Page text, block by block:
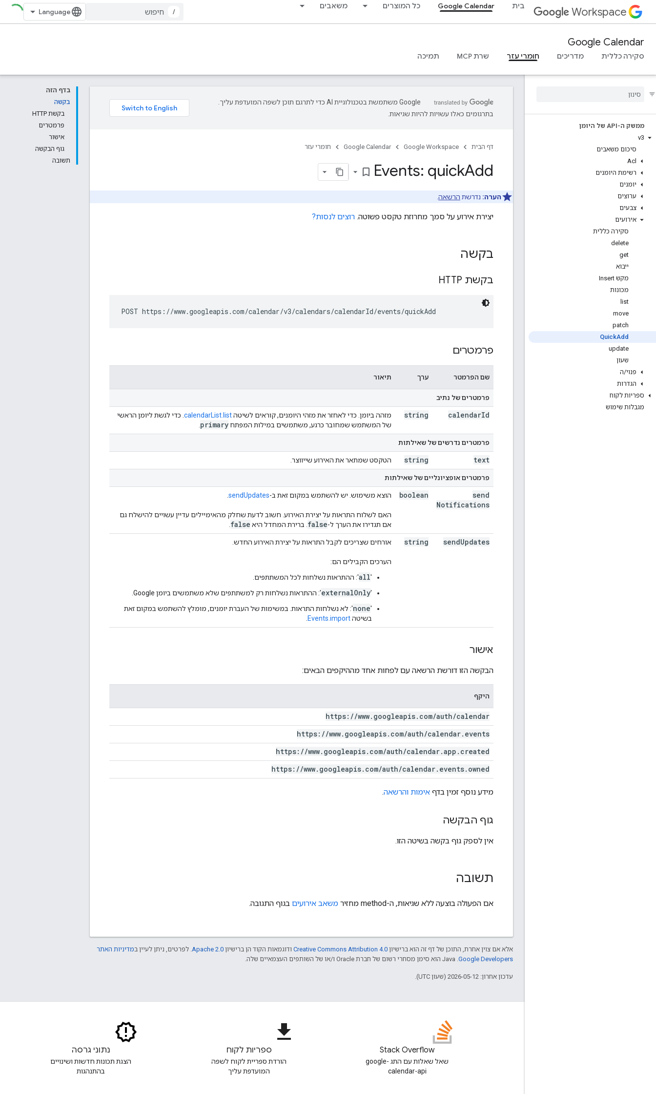
Workspace בית Google Calendar כל המוצרים משאבים
/
Google Calendar
סקירה כללית מדריכים חומרי עזר שרת MCP תמיכה
ממשק ה-API של היומן
v3
סיכום משאבים
Acl
רשימת היומנים
יומנים
ערוצים
צבעים
אירועים
סקירה כללית
delete
get
ייבוא
מקש Insert
מכונות
list
move
patch
QuickAdd
update
שעון
פנוי/ה
הגדרות
ספריות לקוח
מגבלות שימוש
בדף הזה
בקשה
בקשת HTTP
פרמטרים
אישור
גוף הבקשה
תשובה
‫Google משתמשת בטכנולוגיית AI כדי לתרגם תוכן לשפה המועדפת עליך.
בתרגומים כאלו עשויות להיות שגיאות.
דף הבית Google Workspace
Google Calendar חומרי עזר
Events: quickAdd
bookmark_border
הערה: נדרשת הרשאה
יצירת אירוע על סמך מחרוזת טקסט פשוטה. רוצים לנסות?
בקשה
בקשת HTTP
POST https://www.googleapis.com/calendar/v3/calendars/calendarId/events/quickAdd
פרמטרים
שם הפרמטר ערך תיאור
פרמטרים של נתיב
calendarId
string מזהה ביומן. כדי לאחזר את מזהי היומנים, קוראים לשיטהcalendarList.list . כדי לגשת ליומן הראשי
של המשתמש שמחובר כרגע, משתמשים במילות המפתח primary
פרמטרים נדרשים של שאילתות
text
string הטקסט שמתאר את האירוע שייווצר.
פרמטרים אופציונליים של שאילתות
send
Notifications
boolean הוצא משימוש. יש להשתמש במקום זאת ב-sendUpdates
האם לשלוח התראות על יצירת האירוע. חשוב לדעת שחלק מהאימיילים עדיין עשויים להישלח גם
אם תגדירו את הערך ל-false . ברירת המחדל היא false
sendUpdates
string אורחים שצריכים לקבל התראות על יצירת האירוע החדש.
הערכים הקבילים הם:
'
all': ההתראות נשלחות לכל המשתתפים.
'
externalOnly': ההתראות נשלחות רק למשתתפים שלא משתמשים ביומן Google.
'
none': לא נשלחות התראות. במשימות של העברת יומנים, מומלץ להשתמש במקום זאת
בשיטהEvents.import
אישור
הבקשה הזו דורשת הרשאה עם לפחות אחד מההיקפים הבאים:
היקף
https: //www. googleapis. com/auth/calendar
https: //www. googleapis. com/auth/calendar. events
https: //www. googleapis. com/auth/calendar.app . created
https: //www. googleapis. com/auth/calendar. events. owned
מידע נוסף זמין בדף אימות והרשאה.
גוף הבקשה
אין לספק גוף בקשה בשיטה הזו.
תשובה
אם הפעולה בוצעה ללא שגיאות, ה-method מחזיר משאב אירועים בגוף התגובה.
אלא אם צוין אחרת, התוכן של דף זה הוא ברישיון Creative Commons Attribution 4.0 ודוגמאות הקוד הן ברישיון Apache 2.0 . לפרטים, ניתן לעיין במדיניות האתר
Google Developers‏
עדכון אחרון: 2026-05-12 (שעון UTC).
Stack Overflow
שאל שאלות עם התג google-
calendar-api
file_download
ספריות לקוח
הורדת ספריית לקוח לשפה
המועדפת עליך
נתוני גרסה
הצגת תכונות חדשות ושינויים
בהתנהגות